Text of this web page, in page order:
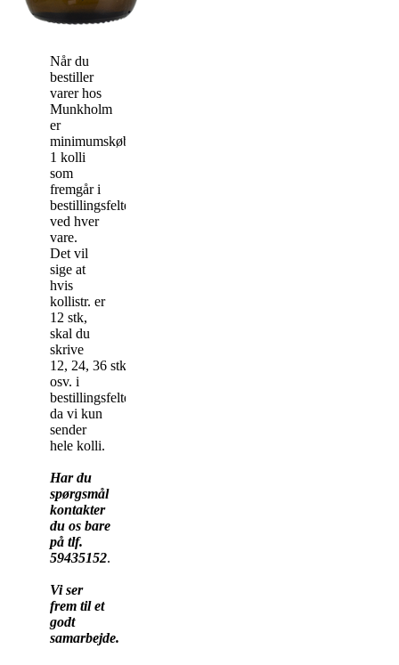
Når du
bestiller
varer hos
Munkholm
er
minimumskøbet
1 kolli
som
fremgår i
bestillingsfeltet
ved hver
vare.
Det vil
sige at
hvis
kollistr. er
12 stk,
skal du
skrive
12, 24, 36 stk
osv. i
bestillingsfeltet,
da vi kun
sender
hele kolli.
Har du
spørgsmål
kontakter
du os bare
på tlf.
59435152.
Vi ser
frem til et
godt
samarbejde.